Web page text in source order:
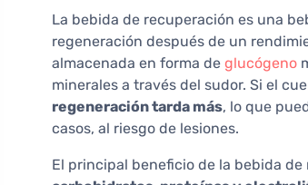
La bebida de recuperación es una
regeneración después de un
almacenada en forma de glucógeno
minerales a través del sudor. Si el
regeneración tarda más, lo que
casos, al riesgo de lesiones.
El principal beneficio de la bebida